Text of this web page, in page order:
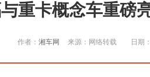
重卡概念车重磅
作者： 湘车网 来源：网络转载 日期